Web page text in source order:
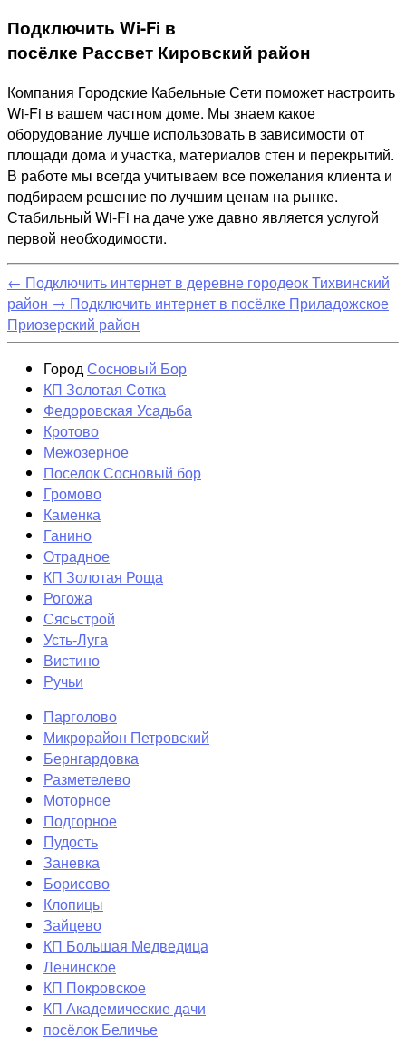
Подключить Wi-Fi в
посёлке Рассвет Кировский район
Компания Городские Кабельные Сети поможет настроить
Wi-Fi в вашем частном доме. Мы знаем какое
оборудование лучше использовать в зависимости от
площади дома и участка, материалов стен и перекрытий.
В работе мы всегда учитываем все пожелания клиента и
подбираем решение по лучшим ценам на рынке.
Стабильный Wi-Fi на даче уже давно является услугой
первой необходимости.
← Подключить интернет в деревне городеок Тихвинский
район → Подключить интернет в посёлке Приладожское
Приозерский район
ГородСосновый Бор
КП Золотая Сотка
Федоровская Усадьба
Кротово
Межозерное
Поселок Сосновый бор
Громово
Каменка
Ганино
Отрадное
КП Золотая Роща
Рогожа
Сясьстрой
Усть-Луга
Вистино
Ручьи
Парголово
Микрорайон Петровский
Бернгардовка
Разметелево
Моторное
Подгорное
Пудость
Заневка
Борисово
Клопицы
Зайцево
КП Большая Медведица
Ленинское
КП Покровское
КП Академические дачи
посёлок Беличье